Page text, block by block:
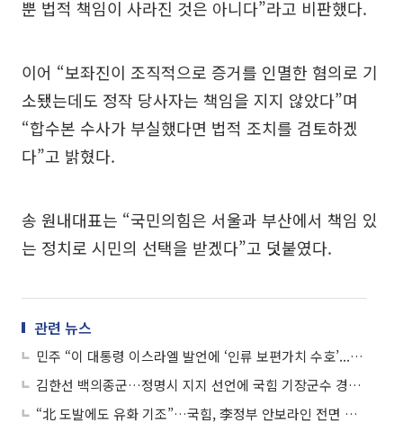
뿐 법적 책임이 사라진 것은 아니다”라고 비판했다.
이어 “보좌진이 조직적으로 증거를 인멸한 혐의로 기
소됐는데도 정작 당사자는 책임을 지지 않았다”며
“합수본 수사가 부실했다면 법적 조치를 검토하겠
다”고 밝혔다.
송 원내대표는 “국민의힘은 서울과 부산에서 책임 있
는 정치로 시민의 선택을 받겠다”고 덧붙였다.
관련 뉴스
민주 “이 대통령 이스라엘 발언에 ‘인류 보편가치 수호’...국힘, 정치공세 멈춰야”
김한선 백의종군…정명시 지지 선언에 국힘 기장군수 경선 판도 출렁
“北 도발에도 유화 기조”…국힘, 李정부 안보라인 전면 공세